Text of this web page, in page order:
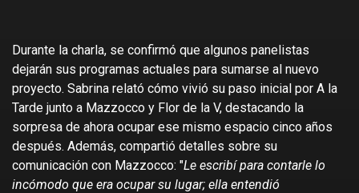
Durante la charla, se confirmó que algunos panelistas
dejarán sus programas actuales para sumarse al nuevo
proyecto. Sabrina relató cómo vivió su paso inicial por A la
Tarde junto a Mazzocco y Flor de la V, destacando la
sorpresa de ahora ocupar ese mismo espacio cinco años
después. Además, compartió detalles sobre su
comunicación con Mazzocco: "Le escribí para contarle lo
incómodo que era ocupar su lugar; ella entendió